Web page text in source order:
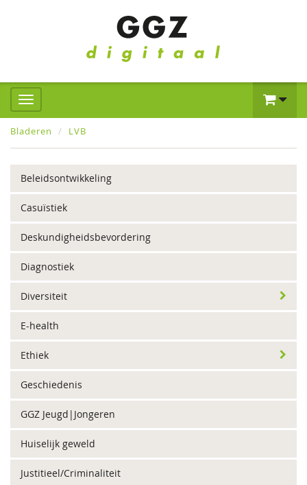
Bladeren LVB
Beleidsontwikkeling
Casuïstiek
Deskundigheidsbevordering
Diagnostiek
Diversiteit
E-health
Ethiek
Geschiedenis
GGZ Jeugd|Jongeren
Huiselijk geweld
Justitieel/Criminaliteit